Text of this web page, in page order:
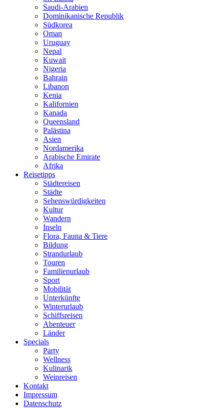
Saudi-Arabien
Dominikanische Republik
Südkorea
Oman
Uruguay
Nepal
Kuwait
Nigeria
Bahrain
Libanon
Kenia
Kalifornien
Kanada
Queensland
Palästina
Asien
Nordamerika
Arabische Emirate
Afrika
Reisetipps
Städtereisen
Städte
Sehenswürdigkeiten
Kultur
Wandern
Inseln
Flora, Fauna & Tiere
Bildung
Strandurlaub
Touren
Familienurlaub
Sport
Mobilität
Unterkünfte
Winterurlaub
Schiffsreisen
Abenteuer
Länder
Specials
Party
Wellness
Kulinarik
Weinreisen
Kontakt
Impressum
Datenschutz